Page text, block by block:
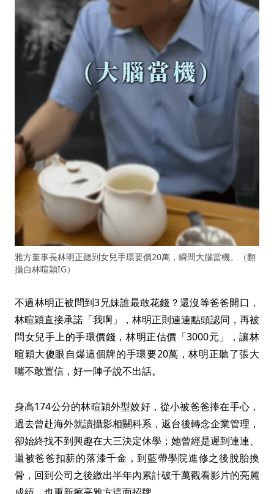
雅方董事長林明正聽到女兒手環要價20萬，瞬間大腦當機。（翻
攝自林喧穎IG）
不過林明正被問到3兄妹誰最敢花錢？還沒等爸爸開口，
林暄穎直接承諾「我啊」，林明正則連連點頭認同，再被
問女兒手上的手環價錢，林明正估價「3000元」，讓林
暄穎大傻眼自爆這個牌的手環要20萬，林明正聽了張大
嘴不敢置信，好一陣子說不出話。
身高174公分的林暄穎外型姣好，從小被爸爸捧在手心，
過去曾赴海外就讀攝影相關科系，返台後轉念企業管理，
卻始終找不到興趣在大三決定休學；她曾經是遲到連連、
還被爸爸扣薪的落漆千金，到藍帶學院進修之後脫胎換
骨，回到公司之後繳出半年內累計破千萬觀看影片的亮麗